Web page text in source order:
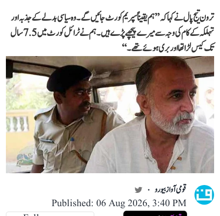
ترون تیج پال نے کہا کہ ’’ہم یقیناً سپریم کورٹ جائیں گے۔ وہ سیاسی بدلے کے جذبہ اور
تہلکہ کے کام کی وجہ سے میرے پیچھے پڑے ہیں۔ ہم نے ٹرائل کورٹ میں 7.5 سال
تک کیس لڑا تھا اور بری ہوئے تھے۔‘‘
قومی آواز بیورو
Published: 06 Aug 2026, 3:40 PM